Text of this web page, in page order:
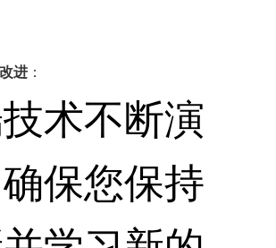
进：
术不断演
保您保持